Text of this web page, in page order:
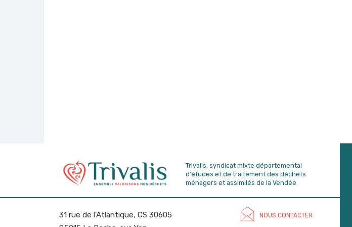
Trivalis, syndicat mixte départemental
d'études et de traitement des déchets
ménagers et assimilés de la Vendée
31 rue de l'Atlantique, CS 30605
NOUS CONTACTER